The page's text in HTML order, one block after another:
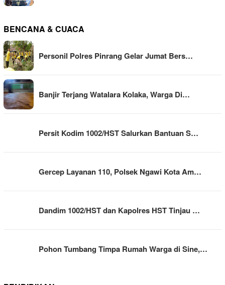
BENCANA & CUACA
Personil Polres Pinrang Gelar Jumat Bers…
Banjir Terjang Watalara Kolaka, Warga Di…
Persit Kodim 1002/HST Salurkan Bantuan S…
Gercep Layanan 110, Polsek Ngawi Kota Am…
Dandim 1002/HST dan Kapolres HST Tinjau …
Pohon Tumbang Timpa Rumah Warga di Sine,…